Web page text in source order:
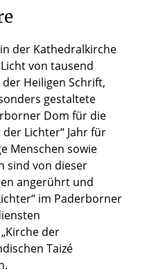
der Kathedralkirche
von tausend
der Heiligen Schrift,
gestaltete
Dom für die
Lichter“ Jahr für
Menschen sowie
sind von dieser
angerührt und
im Paderborner
der
Taizé